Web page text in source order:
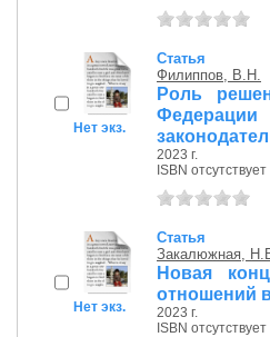
Нет экз.
Статья
Филиппов, В.Н.
Роль
2023 г.
ISBN отсутствует
Нет экз.
Статья
Закалюжная,
Новая
отношений
2023 г.
ISBN отсутствует